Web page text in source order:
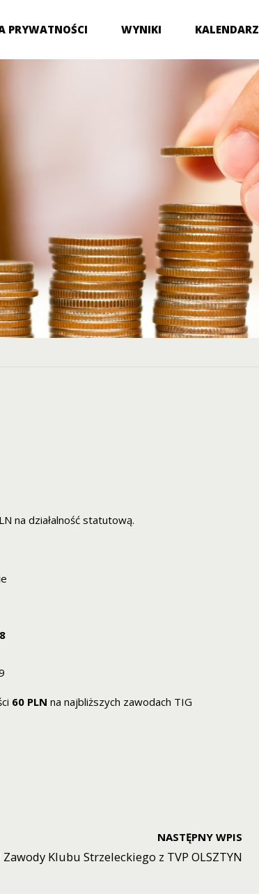
PRYWATNOŚCI WYNIKI KALENDARZ
na działalność statutową.
60 PLN na najbliższych zawodach TIG
NASTĘPNY WPIS
Zawody Klubu Strzeleckiego z TVP OLSZTYN